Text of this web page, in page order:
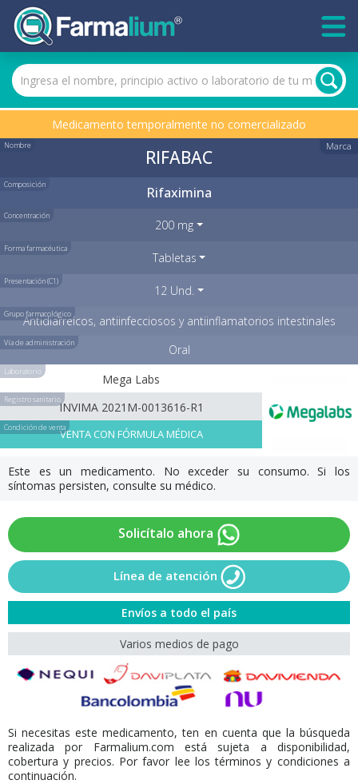
Medicamento temporalmente no comercializado
Nombre Marca
RIFABAC
Composición Rifaximina
Concentración
200 mg
Forma farmacéutica
Tabletas
Presentación (C1)
12 Und.
Grupo farmacológico
Antidiarreicos, antiinfecciosos y antiinflamatorios intestinales
Vía de administración Oral
Laboratorio
Mega Labs
Registro sanitario
INVIMA 2021M-0013616-R1
Condición de ventaVENTA CON FÓRMULA MÉDICA
Este es un medicamento. No exceder su consumo. Si los
síntomas persisten, consulte su médico.
Solicítalo ahora
Línea de atención
Envíos a todo el país
Varios medios de pago
Si necesitas este medicamento, ten en cuenta que la búsqueda
realizada por Farmalium.com está sujeta a disponibilidad,
cobertura y precios. Por favor lee los términos y condiciones a
continuación.